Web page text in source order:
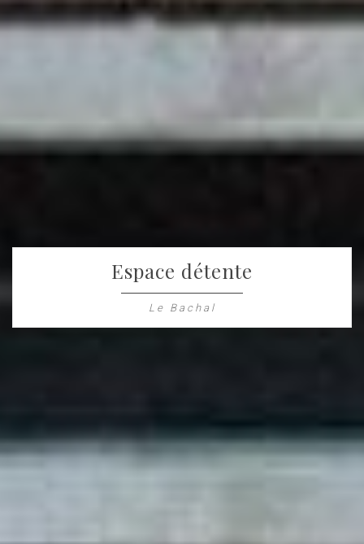
Espace détente
Le Bachal